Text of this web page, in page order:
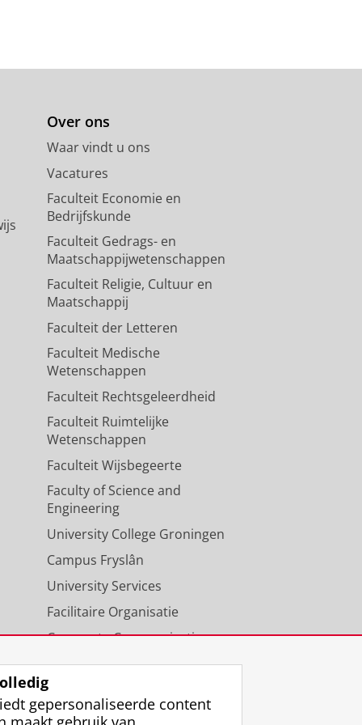
Over ons
Waar vindt u ons
Vacatures
Faculteit Economie en
Bedrijfskunde
Faculteit Gedrags- en
Maatschappijwetenschappen
Faculteit Religie, Cultuur en
Maatschappij
Faculteit der Letteren
Faculteit Medische
Wetenschappen
Faculteit Rechtsgeleerdheid
Faculteit Ruimtelijke
Wetenschappen
Faculteit Wijsbegeerte
Faculty of Science and
Engineering
University College Groningen
Campus Fryslân
University Services
Facilitaire Organisatie
Corporate Communicatie
Agenda
gepersonaliseerde content